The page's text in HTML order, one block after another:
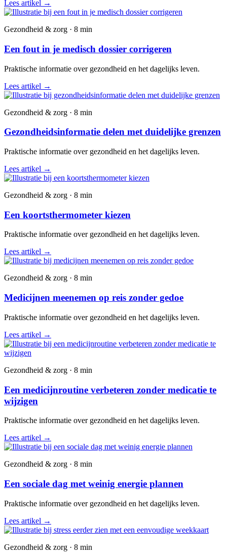
Lees artikel →
Gezondheid & zorg · 8 min
Een fout in je medisch dossier corrigeren
Praktische informatie over gezondheid en het dagelijks leven.
Lees artikel →
Gezondheid & zorg · 8 min
Gezondheidsinformatie delen met duidelijke grenzen
Praktische informatie over gezondheid en het dagelijks leven.
Lees artikel →
Gezondheid & zorg · 8 min
Een koortsthermometer kiezen
Praktische informatie over gezondheid en het dagelijks leven.
Lees artikel →
Gezondheid & zorg · 8 min
Medicijnen meenemen op reis zonder gedoe
Praktische informatie over gezondheid en het dagelijks leven.
Lees artikel →
Gezondheid & zorg · 8 min
Een medicijnroutine verbeteren zonder medicatie te
wijzigen
Praktische informatie over gezondheid en het dagelijks leven.
Lees artikel →
Gezondheid & zorg · 8 min
Een sociale dag met weinig energie plannen
Praktische informatie over gezondheid en het dagelijks leven.
Lees artikel →
Gezondheid & zorg · 8 min